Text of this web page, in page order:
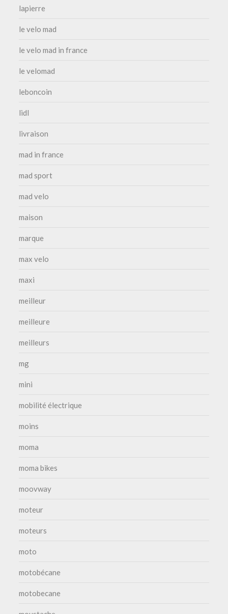
lapierre
le velo mad
le velo mad in france
le velomad
leboncoin
lidl
livraison
mad in france
mad sport
mad velo
maison
marque
max velo
maxi
meilleur
meilleure
meilleurs
mg
mini
mobilité électrique
moins
moma
moma bikes
moovway
moteur
moteurs
moto
motobécane
motobecane